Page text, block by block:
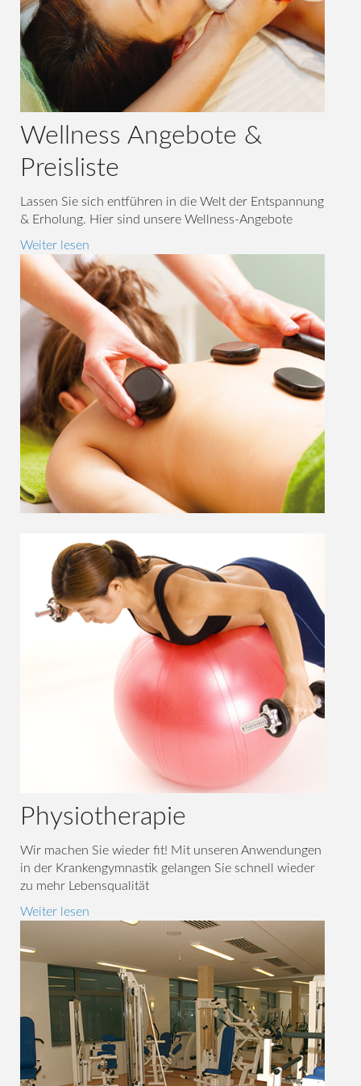
Wellness Angebote &
Preisliste
Lassen Sie sich entführen in die Welt der Entspannung
& Erholung. Hier sind unsere Wellness-Angebote
Weiter lesen
Physiotherapie
Wir machen Sie wieder fit! Mit unseren Anwendungen
in der Krankengymnastik gelangen Sie schnell wieder
zu mehr Lebensqualität
Weiter lesen